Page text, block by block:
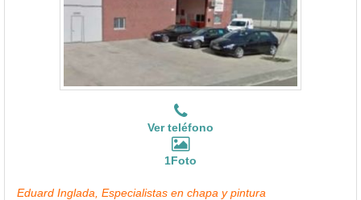
Ver teléfono
1Foto
Eduard Inglada, Especialistas en chapa y pintura